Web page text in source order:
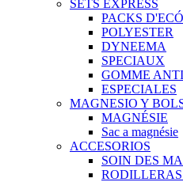
SETS EXPRESS
PACKS
POLYESTER
DYNEEMA
SPECIAUX
GOMME
ESPECIALES
MAGNESIO Y
MAGNÉSIE
Sac a magnésie
ACCESORIOS
SOIN DES